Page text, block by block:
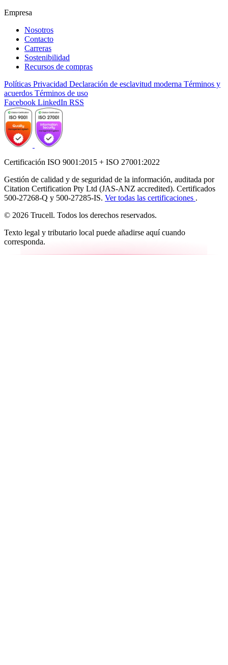
Empresa
Nosotros
Contacto
Carreras
Sostenibilidad
Recursos de compras
Políticas Privacidad Declaración de esclavitud moderna Términos y
acuerdos Términos de uso
Facebook LinkedIn RSS
Certificación ISO 9001:2015 + ISO 27001:2022
Gestión de calidad y de seguridad de la información, auditada por
Citation Certification Pty Ltd (JAS-ANZ accredited). Certificados
500-27268-Q y 500-27285-IS. Ver todas las certificaciones .
© 2026 Trucell. Todos los derechos reservados.
Texto legal y tributario local puede añadirse aquí cuando
corresponda.